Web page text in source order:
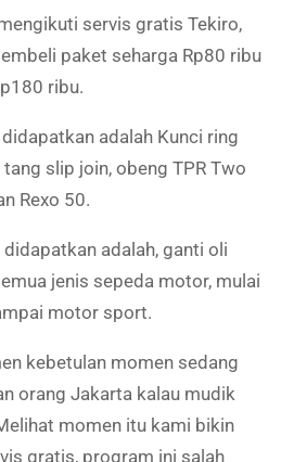
servis gratis Tekiro,
paket seharga Rp80 ribu
ribu.
adalah Kunci ring
slip join, obeng TPR Two
Rexo 50.
adalah, ganti oli
jenis sepeda motor, mulai
motor sport.
kebetulan momen sedang
orang Jakarta kalau mudik
momen itu kami bikin
gratis, program ini salah